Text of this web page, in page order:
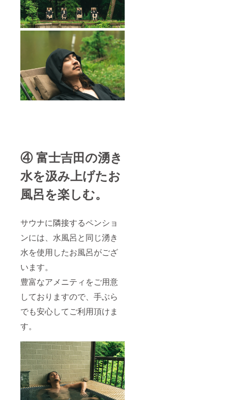
④ 富士吉田の湧き
水を汲み上げたお
風呂を楽しむ。
サウナに隣接するペンショ
ンには、水風呂と同じ湧き
水を使用したお風呂がござ
います。
豊富なアメニティをご用意
しておりますので、手ぶら
でも安心してご利用頂けま
す。